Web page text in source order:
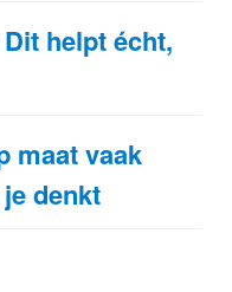
helpt écht,
maat vaak
denkt